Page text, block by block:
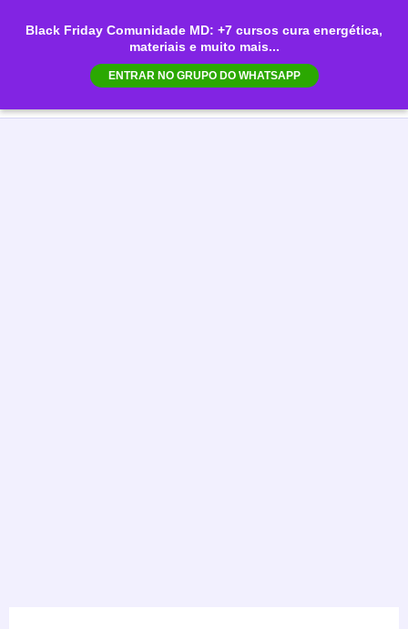
Black Friday Comunidade MD: +7 cursos cura energética,
materiais e muito mais...
ENTRAR NO GRUPO DO WHATSAPP
para